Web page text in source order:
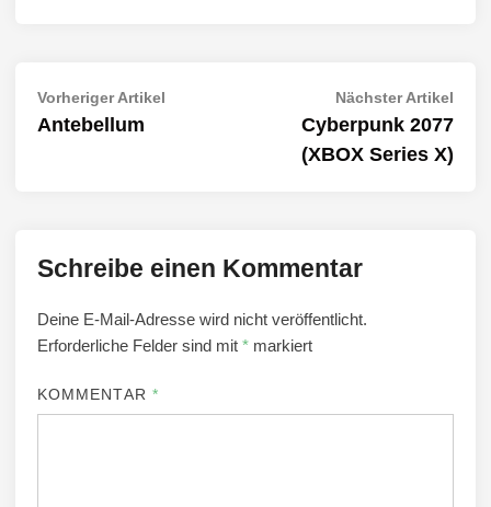
Beitragsnavigation
Vorheriger Artikel
Antebellum
Nächster Artikel
Cyberpunk 2077
(XBOX Series X)
Schreibe einen Kommentar
Deine E-Mail-Adresse wird nicht veröffentlicht.
Erforderliche Felder sind mit * markiert
KOMMENTAR *